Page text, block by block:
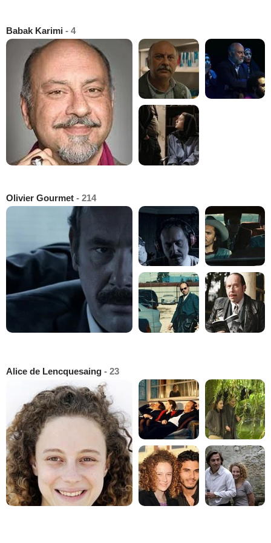
Babak Karimi - 4
Olivier Gourmet - 214
Alice de Lencquesaing - 23